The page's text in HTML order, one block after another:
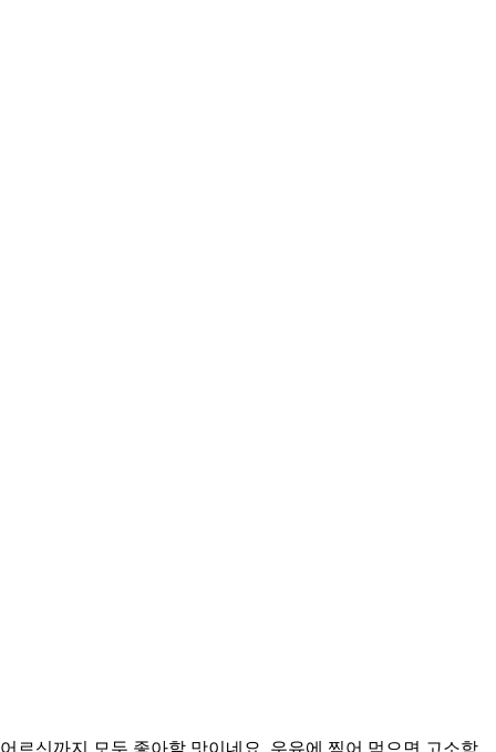
르신까지 모두 좋아할 맛이네요. 우유에 찍어 먹으면 고소함